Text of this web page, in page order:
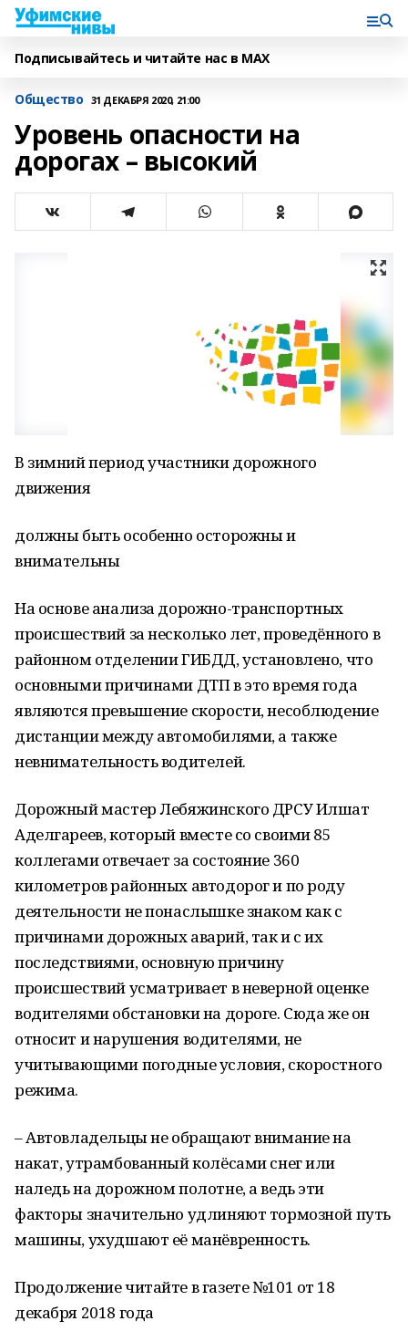
Подписывайтесь и читайте нас в MAX
Общество 31 ДЕКАБРЯ 2020, 21:00
Уровень опасности на
дорогах – высокий
В зимний период участники дорожного
движения
должны быть особенно осторожны и
внимательны
На основе анализа дорожно-транспортных
происшествий за несколько лет, проведённого в
районном отделении ГИБДД, установлено, что
основными причинами ДТП в это время года
являются превышение скорости, несоблюдение
дистанции между автомобилями, а также
невнимательность водителей.
Дорожный мастер Лебяжинского ДРСУ Илшат
Аделгареев, который вместе со своими 85
коллегами отвечает за состояние 360
километров районных автодорог и по роду
деятельности не понаслышке знаком как с
причинами дорожных аварий, так и с их
последствиями, основную причину
происшествий усматривает в неверной оценке
водителями обстановки на дороге. Сюда же он
относит и нарушения водителями, не
учитывающими погодные условия, скоростного
режима.
– Автовладельцы не обращают внимание на
накат, утрамбованный колёсами снег или
наледь на дорожном полотне, а ведь эти
факторы значительно удлиняют тормозной путь
машины, ухудшают её манёвренность.
Продолжение читайте в газете №101 от 18
декабря 2018 года